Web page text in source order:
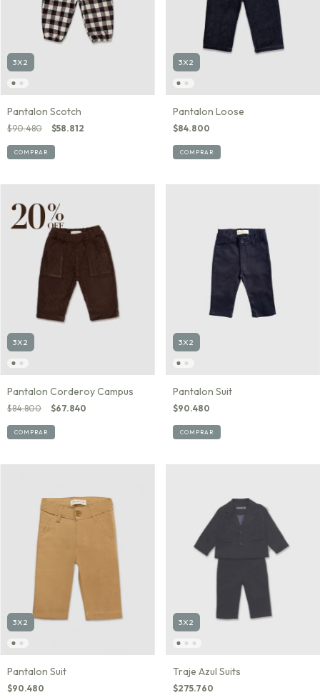
3X2
Pantalon Scotch
$90.480 $58.812
COMPRAR
3X2
Pantalon Loose
$84.800
COMPRAR
3X2
Pantalon Corderoy Campus
$84.800 $67.840
COMPRAR
3X2
Pantalon Suit
$90.480
COMPRAR
3X2
Pantalon Suit
$90.480
3X2
Traje Azul Suits
$275.760